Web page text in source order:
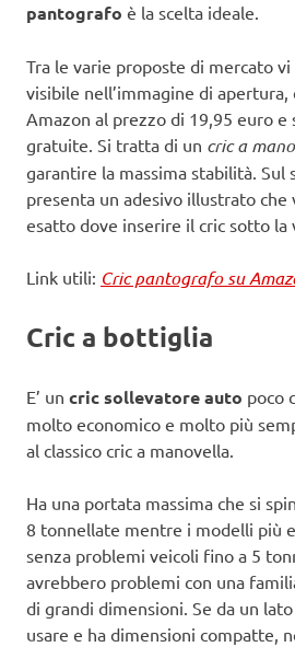
pantografo è la scelta ideale.
Tra le varie proposte di mercato
visibile nell’immagine di apertura,
Amazon al prezzo di 19,95 euro e
gratuite. Si tratta di un cric a
garantire la massima stabilità. Sul
presenta un adesivo illustrato
esatto dove inserire il cric sotto la
Link utili: Cric pantografo su
Cric a bottiglia
E’ un cric sollevatore auto poco
molto economico e molto più
al classico cric a manovella.
Ha una portata massima che si
8 tonnellate mentre i modelli più
senza problemi veicoli fino a 5
avrebbero problemi con una
di grandi dimensioni. Se da un
usare e ha dimensioni compatte,